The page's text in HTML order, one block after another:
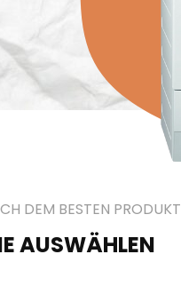
DEM BESTEN PRODUKT
AUSWÄHLEN